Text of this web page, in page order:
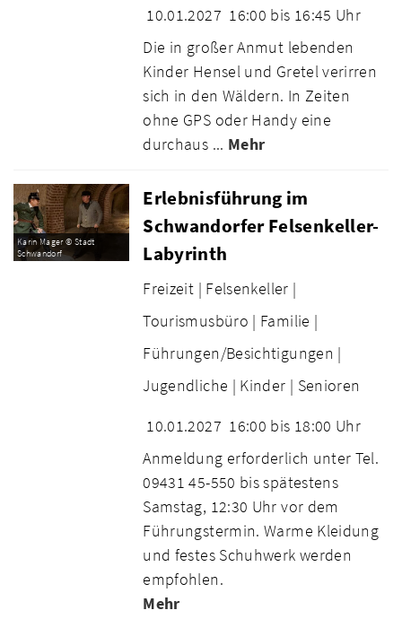
10.01.2027 16:00 bis 16:45 Uhr
Die in großer Anmut lebenden
Kinder Hensel und Gretel verirren
sich in den Wäldern. In Zeiten
ohne GPS oder Handy eine
durchaus ... Mehr
Karin Mager © Stadt
Schwandorf
Erlebnisführung im
Schwandorfer Felsenkeller-
Labyrinth
Freizeit | Felsenkeller |
Tourismusbüro | Familie |
Führungen/Besichtigungen |
Jugendliche | Kinder | Senioren
10.01.2027 16:00 bis 18:00 Uhr
Anmeldung erforderlich unter Tel.
09431 45-550 bis spätestens
Samstag, 12:30 Uhr vor dem
Führungstermin. Warme Kleidung
und festes Schuhwerk werden
empfohlen.
Mehr